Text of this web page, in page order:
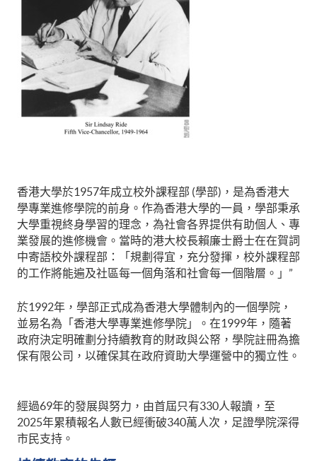
香港大學於1957年成立校外課程部 (學部)，是為香港大
學專業進修學院的前身。作為香港大學的一員，學部秉承
大學重視終身學習的理念，為社會各界提供有助個人、專
業發展的進修機會。當時的港大校長賴廉士爵士在在賀詞
中寄語校外課程部：「規劃得宜，充分發揮，校外課程部
的工作將能遍及社區每一個角落和社會每一個階層。」”
於1992年，學部正式成為香港大學體制內的一個學院，
並易名為「香港大學專業進修學院」。在1999年，隨著
政府決定明確劃分持續教育的財政與公帑，學院註冊為擔
保有限公司，以確保其在政府資助大學運營中的獨立性。
經過69年的發展與努力，由首屆只有330人報讀，至
2025年累積報名人數已經衝破340萬人次，足證學院深得
市民支持。